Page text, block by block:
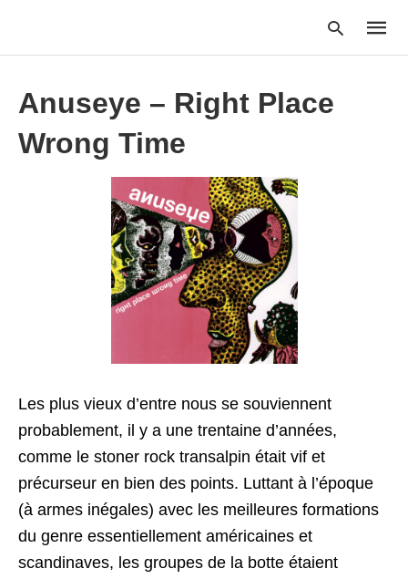
Anuseye – Right Place
Wrong Time
Les plus vieux d’entre nous se souviennent
probablement, il y a une trentaine d’années,
comme le stoner rock transalpin était vif et
précurseur en bien des points. Luttant à l’époque
(à armes inégales) avec les meilleures formations
du genre essentiellement américaines et
scandinaves, les groupes de la botte étaient